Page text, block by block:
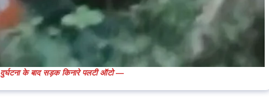
दुर्घटना के बाद सड़क किनारे पलटी ऑटो —